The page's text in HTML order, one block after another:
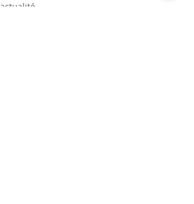
actualité